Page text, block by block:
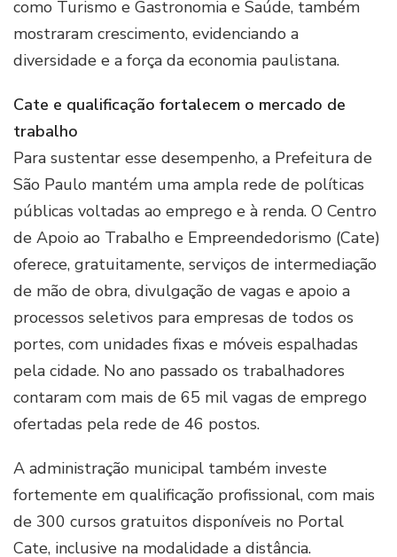
como Turismo e Gastronomia e Saúde, também
mostraram crescimento, evidenciando a
diversidade e a força da economia paulistana.
Cate e qualificação fortalecem o mercado de
trabalho
Para sustentar esse desempenho, a Prefeitura de
São Paulo mantém uma ampla rede de políticas
públicas voltadas ao emprego e à renda. O Centro
de Apoio ao Trabalho e Empreendedorismo (Cate)
oferece, gratuitamente, serviços de intermediação
de mão de obra, divulgação de vagas e apoio a
processos seletivos para empresas de todos os
portes, com unidades fixas e móveis espalhadas
pela cidade. No ano passado os trabalhadores
contaram com mais de 65 mil vagas de emprego
ofertadas pela rede de 46 postos.
A administração municipal também investe
fortemente em qualificação profissional, com mais
de 300 cursos gratuitos disponíveis no Portal
Cate, inclusive na modalidade a distância.